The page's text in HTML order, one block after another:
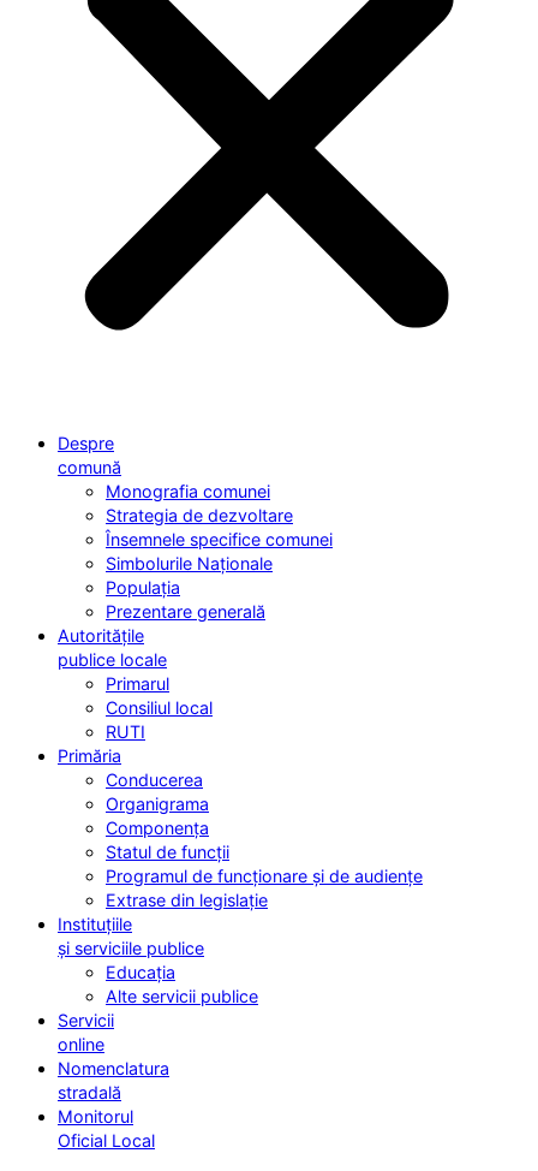
Despre
comună
Monografia comunei
Strategia de dezvoltare
Însemnele specifice comunei
Simbolurile Naționale
Populația
Prezentare generală
Autoritățile
publice locale
Primarul
Consiliul local
RUTI
Primăria
Conducerea
Organigrama
Componența
Statul de funcții
Programul de funcționare și de audiențe
Extrase din legislație
Instituțiile
și serviciile publice
Educația
Alte servicii publice
Servicii
online
Nomenclatura
stradală
Monitorul
Oficial Local